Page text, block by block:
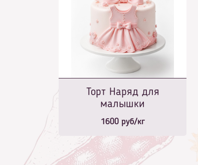
Торт Наряд для
малышки
1600руб/кг